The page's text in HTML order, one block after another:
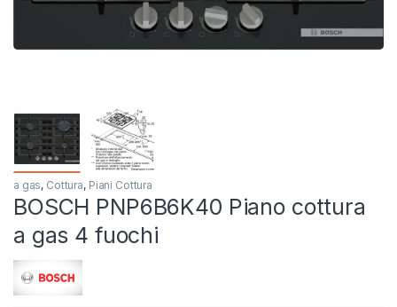
a gas, Cottura, Piani Cottura
BOSCH PNP6B6K40 Piano cottura
a gas 4 fuochi